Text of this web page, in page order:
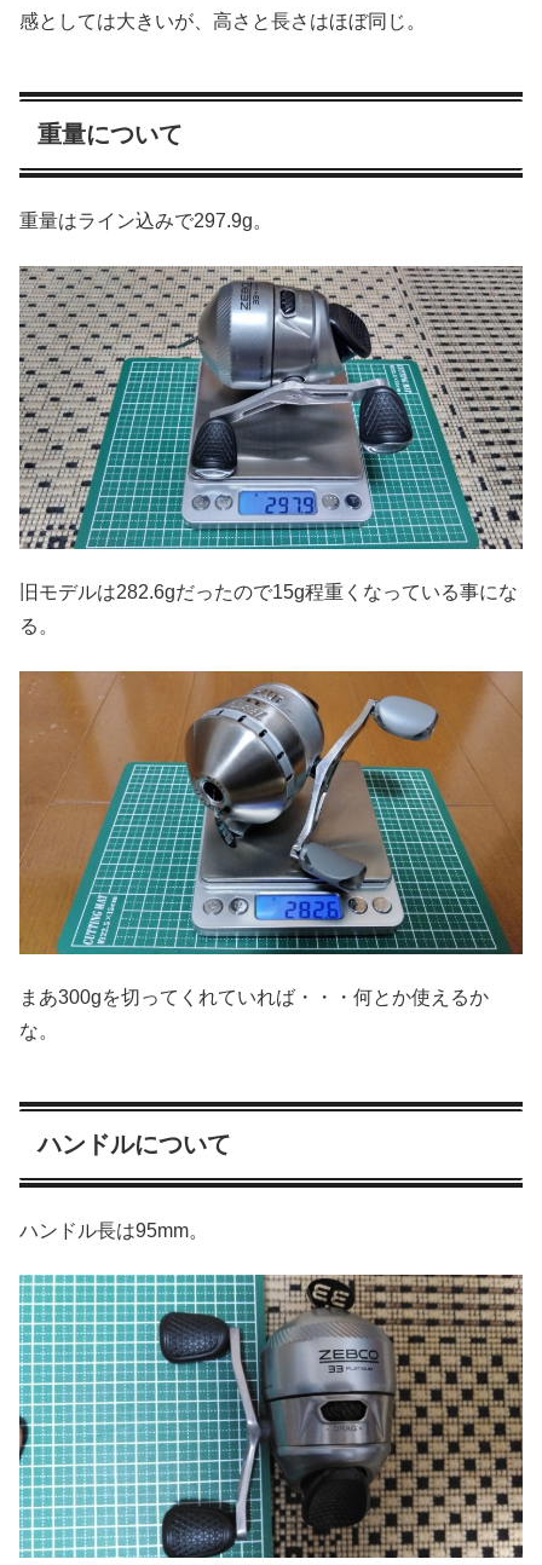
感としては大きいが、高さと長さはほぼ同じ。
重量について
重量はライン込みで297.9g。
旧モデルは282.6gだったので15g程重くなっている事にな
る。
まあ300gを切ってくれていれば・・・何とか使えるか
な。
ハンドルについて
ハンドル長は95mm。